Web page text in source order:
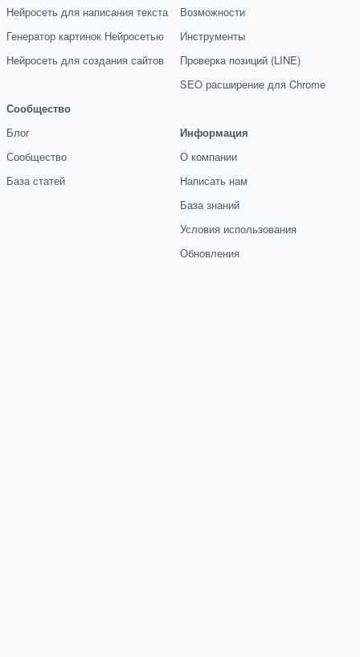
Нейросеть для написания текста
Генератор картинок Нейросетью
Нейросеть для создания сайтов
Сообщество
Блог
Сообщество
База статей
Возможности
Инструменты
Проверка позиций (LINE)
SEO расширение для Chrome
Информация
О компании
Написать нам
База знаний
Условия использования
Обновления